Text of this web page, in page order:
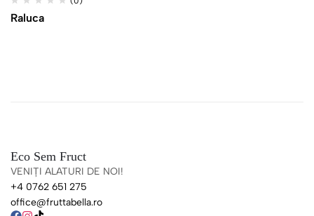
Raluca
Eco Sem Fruct
VENIȚI ALATURI DE NOI!
+4 0762 651 275
office@fruttabella.ro